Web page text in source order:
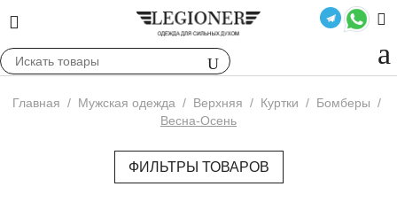
Главная / Мужская одежда / Верхняя / Куртки / Бомберы /
Весна-Осень
ФИЛЬТРЫ ТОВАРОВ